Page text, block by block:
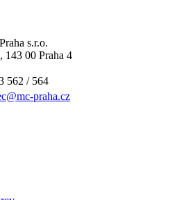
s.r.o.
143 00 Praha 4
562 / 564
praha.cz